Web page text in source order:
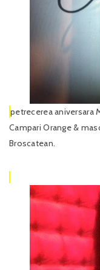
petrecerea aniversara
Campari Orange &
Broscatean.